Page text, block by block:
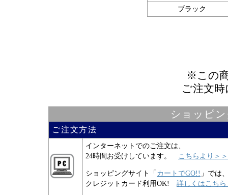
ブラック
※この
ご注文
ショッピ
ご注文方法
インターネットでのご注文は、
24時間お受けしています。 こちらより＞＞
ショッピングサイト「 カートでGO!! 」では
クレジットカード利用OK! 詳しくはこちら